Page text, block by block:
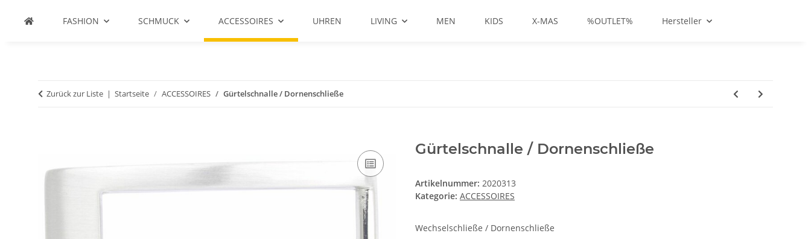
FASHION SCHMUCK ACCESSOIRES UHREN LIVING MEN KIDS X-MAS %OUTLET% Hersteller
Zurück zur Liste Startseite ACCESSOIRES Gürtelschnalle / Dornenschließe
Gürtelschnalle / Dornenschließe
Artikelnummer: 2020313
Kategorie: ACCESSOIRES
Wechselschließe / Dornenschließe